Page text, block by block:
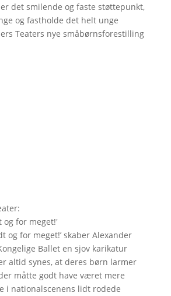
det smilende og faste støttepunkt,
og fastholde det helt unge
Teaters nye småbørnsforestilling
:
og for meget!'
og for meget!’ skaber Alexander
Ballet en sjov karikatur
altid synes, at deres børn larmer
måtte godt have været mere
i nationalscenens lidt rodede